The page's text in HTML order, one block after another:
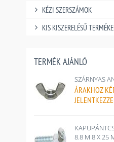
KÉZI SZERSZÁMOK
KIS KISZERELÉSŰ
TERMÉK AJÁNLÓ
SZÁRNYAS
ÁRAKHOZ
8.8 M 8 X 25